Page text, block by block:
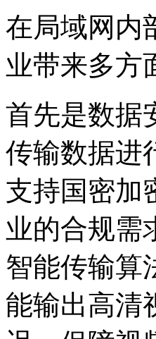
在局域网内
业带来多方
首先是数据
传输数据进
支持国密加
业的合规需
智能传输算
能输出高清